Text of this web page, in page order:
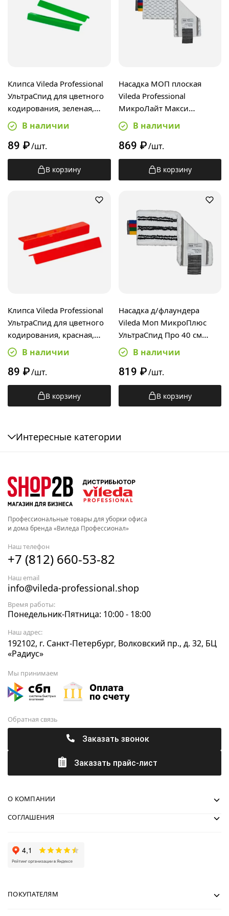
Клипса Vileda Professional
УльтраСпид для цветного
кодирования, зеленая,
509265В наличии
89 ₽/шт.
В корзину
Насадка МОП плоская
Vileda Professional
МикроЛайт Макси
УльтраСпид Про 40см,
167292
В наличии
869 ₽/шт.
В корзину
Клипса Vileda Professional
УльтраСпид для цветного
кодирования, красная,
509264В наличии
89 ₽/шт.
В корзину
Насадка д/флаундера
Vileda Моп МикроПлюс
УльтраСпид Про 40 см
167291В наличии
819 ₽/шт.
В корзину
Интересные категории
Профессиональные товары для уборки офиса
и дома бренда «Виледа Профессионал»
Наш телефон
+7 (812) 660-53-82
Наш email
info@vileda-professional.shop
Время работы:
Понедельник-Пятница: 10:00 - 18:00
Наш адрес:
192102, г. Санкт-Петербург, Волковский пр., д. 32, БЦ
«Радиус»
Мы принимаем
Обратная связь
Заказать звонок
Заказать прайс-лист
О КОМПАНИИ
СОГЛАШЕНИЯ
ПОКУПАТЕЛЯМ